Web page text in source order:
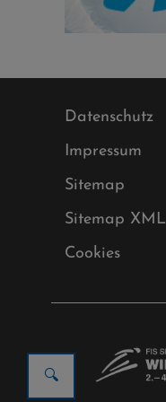
Datenschutz
Impressum
Sitemap
Sitemap XML
Cookies